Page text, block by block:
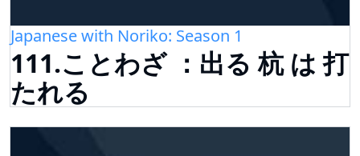
Japanese with Noriko: Season 1
111.ことわざ ：出る 杭 は 打
たれる